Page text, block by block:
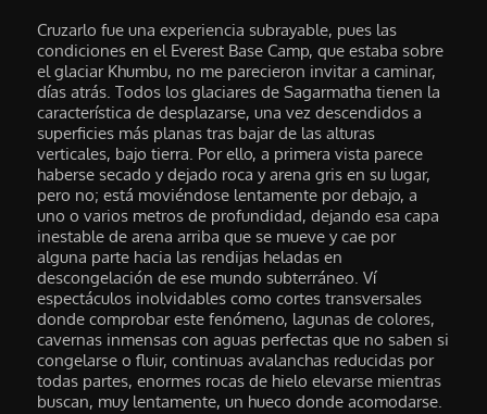
Cruzarlo fue una experiencia subrayable, pues las
condiciones en el Everest Base Camp, que estaba sobre
el glaciar Khumbu, no me parecieron invitar a caminar,
días atrás. Todos los glaciares de Sagarmatha tienen la
característica de desplazarse, una vez descendidos a
superficies más planas tras bajar de las alturas
verticales, bajo tierra. Por ello, a primera vista parece
haberse secado y dejado roca y arena gris en su lugar,
pero no; está moviéndose lentamente por debajo, a
uno o varios metros de profundidad, dejando esa capa
inestable de arena arriba que se mueve y cae por
alguna parte hacia las rendijas heladas en
descongelación de ese mundo subterráneo. Ví
espectáculos inolvidables como cortes transversales
donde comprobar este fenómeno, lagunas de colores,
cavernas inmensas con aguas perfectas que no saben si
congelarse o fluir, continuas avalanchas reducidas por
todas partes, enormes rocas de hielo elevarse mientras
buscan, muy lentamente, un hueco donde acomodarse.